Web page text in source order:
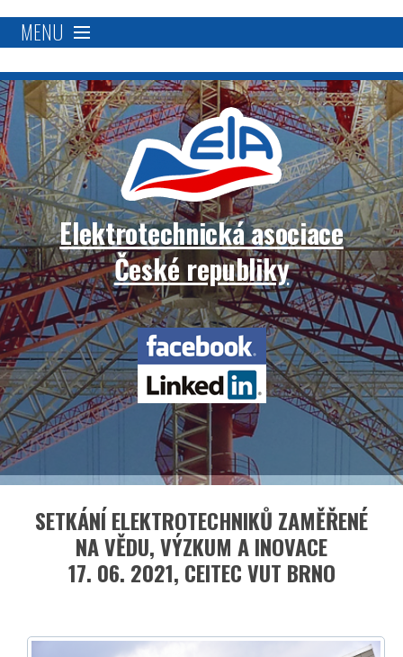
MENU
O nás
Proč se stát členem?
Členská základna
Přímá podpora
Aktivity
Blockchain
EN
Elektrotechnická
Elektrotechnická asociace
České republiky
Facebook
LinkedIn
SETKÁNÍ ELEKTROTECHNIKŮ ZAMĚŘENÉ
NA VĚDU, VÝZKUM A INOVACE
17. 06. 2021, CEITEC VUT BRNO